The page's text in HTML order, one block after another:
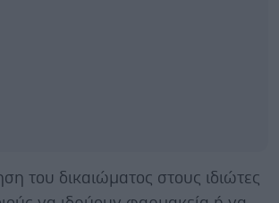
του δικαιώματος στους ιδιώτες